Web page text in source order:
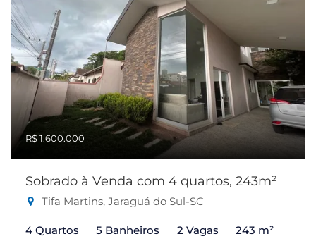
R$ 1.600.000
Sobrado à Venda com 4 quartos, 243m²
Tifa Martins, Jaraguá do Sul-SC
4 Quartos 5 Banheiros 2 Vagas 243 m²